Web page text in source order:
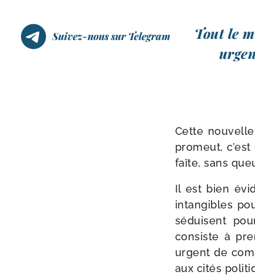
Suivez-nous sur Telegram
Tout le
Cette
pro­meut,
faîte, sans
Il est bien
intan­gibles
séduisent
consiste à
urgent de
aux cités